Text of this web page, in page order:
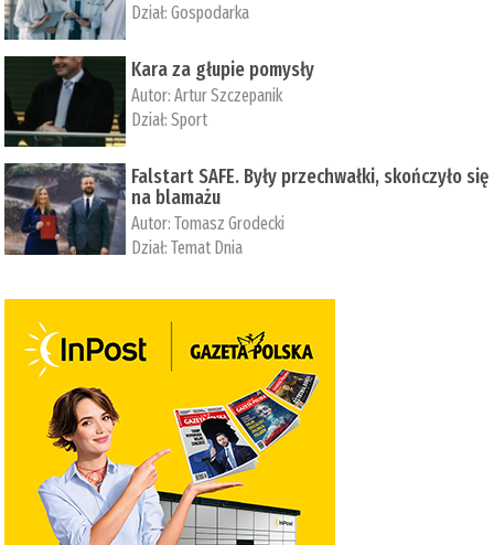
Dział:Gospodarka
Kara za głupie pomysły
Autor:Artur Szczepanik
Dział:Sport
Falstart SAFE. Były przechwałki, skończyło się
na blamażu
Autor:Tomasz Grodecki
Dział:Temat Dnia